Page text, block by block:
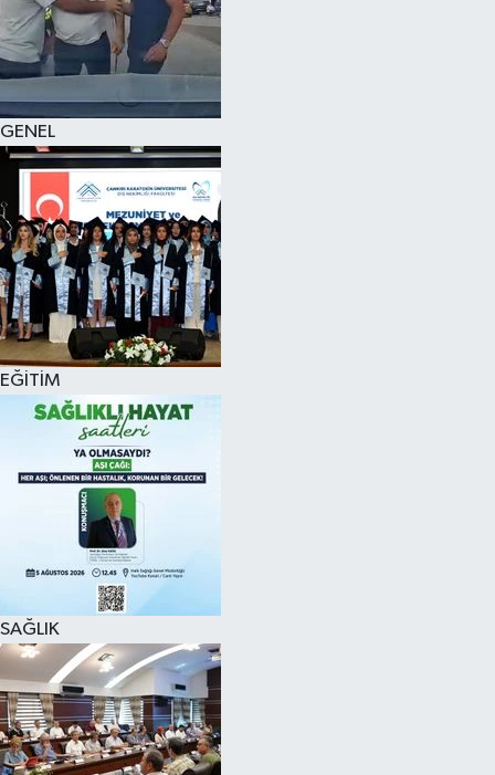
GENEL
EĞİTİM
SAĞLIK
KÜLTÜR SANAT
SAĞLIK
SİYASET
SPOR
TEKNOLOJİ
VİZYONDAKİLER
YAŞAM